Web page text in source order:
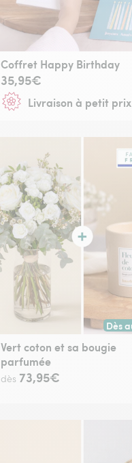
Coffret Happy Birthday
35,95€
Livraison à petit prix
toute commande Dès
Vert coton et sa bougie
parfumée
dès 73,95€